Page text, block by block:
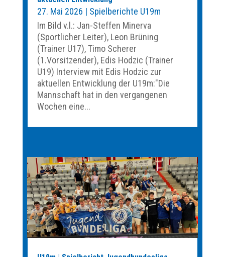
27. Mai 2026 | Spielberichte U19m
Im Bild v.l.: Jan-Steffen Minerva
(Sportlicher Leiter), Leon Brüning
(Trainer U17), Timo Scherer
(1.Vorsitzender), Edis Hodzic (Trainer
U19) Interview mit Edis Hodzic zur
aktuellen Entwicklung der U19m:"Die
Mannschaft hat in den vergangenen
Wochen eine...